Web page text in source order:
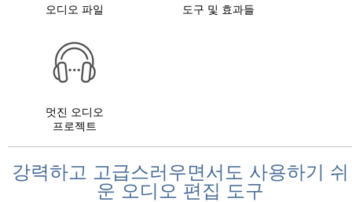
오디오 파일 도구 및 효과들
멋진 오디오
프로젝트
강력하고 고급스러우면서도 사용하기 쉬
운 오디오 편집 도구